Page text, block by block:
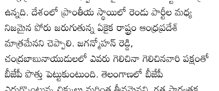
ఉన్నది. దేశంలో ప్రాంతీయ స్థాయిలో రెండు పార్టీల మధ్య
నిజమైన పోరు జరుగుతున్న ఏకైక రాష్ట్రం ఆంధ్రప్రదేశ్
మాత్రమేనని చెప్పాలి. జగన్మోహన్ రెడ్డి,
చంద్రబాబునాయుడులలో ఎవరు గెలిచినా గెలిచినవారి పక్షంతో
బీజేపీ పొత్తు పెట్టుకుంటుంది. తెలంగాణలో బీజేపీ